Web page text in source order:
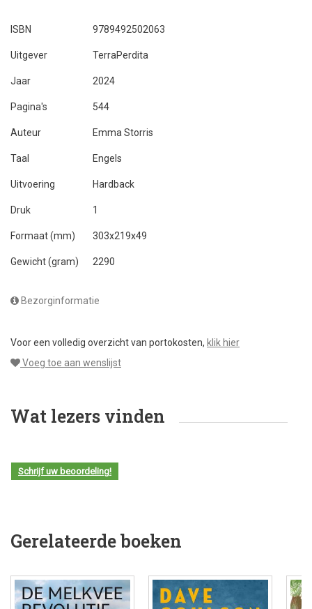
ISBN 9789492502063
Uitgever TerraPerdita
Jaar 2024
Pagina's 544
Auteur Emma Storris
Taal Engels
Uitvoering Hardback
Druk 1
Formaat (mm) 303x219x49
Gewicht (gram) 2290
Bezorginformatie
Voor een volledig overzicht van portokosten, klik hier
Voeg toe aan wenslijst
Wat lezers vinden
Schrijf uw beoordeling!
Gerelateerde boeken